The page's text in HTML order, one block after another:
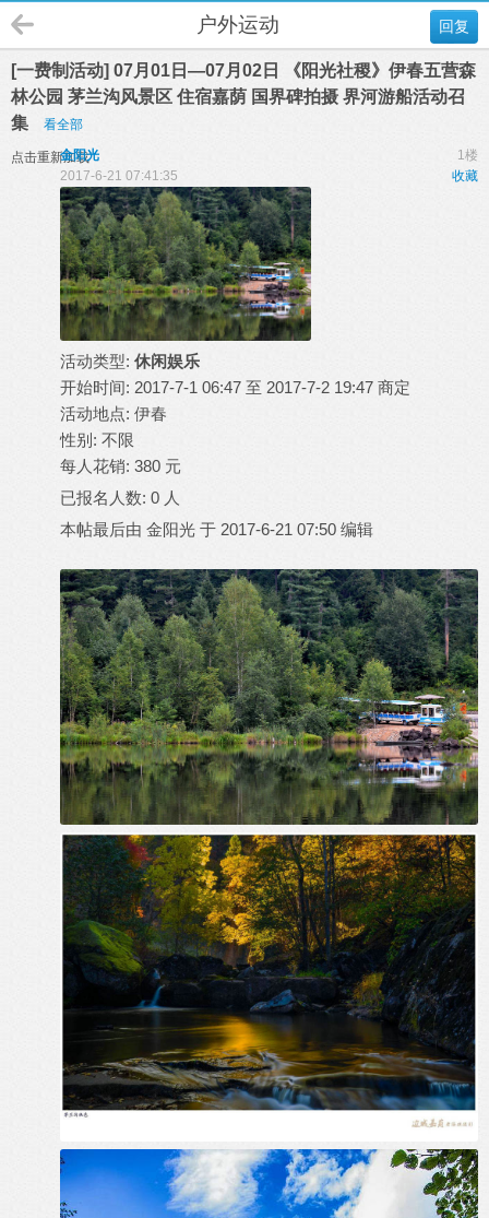
回复
户外运动
[一费制活动] 07月01日—07月02日 《阳光社稷》伊春五营森
林公园 茅兰沟风景区 住宿嘉荫 国界碑拍摄 界河游船活动召
集
看全部
点击重新加载 1楼
金阳光
收藏
2017-6-21 07:41:35
活动类型: 休闲娱乐
开始时间: 2017-7-1 06:47 至 2017-7-2 19:47 商定
活动地点: 伊春
性别: 不限
每人花销: 380 元
已报名人数: 0 人
本帖最后由 金阳光 于 2017-6-21 07:50 编辑